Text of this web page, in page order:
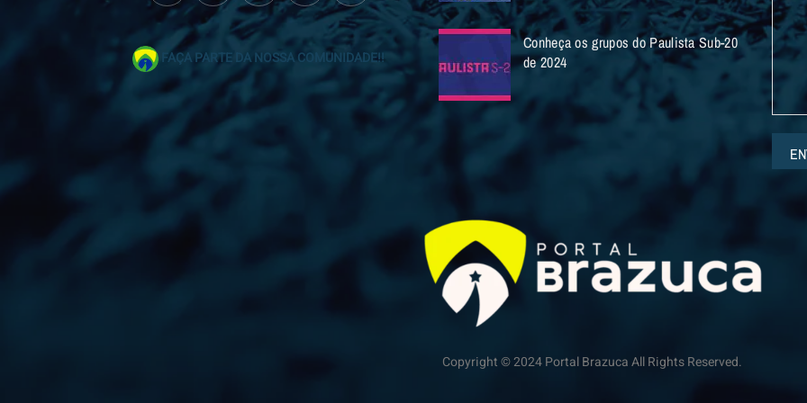
FAÇA PARTE DA NOSSA COMUNIDADE!!
Conheça os grupos do Paulista Sub-20
de 2024
Copyright © 2024 Portal Brazuca All Rights Reserved.